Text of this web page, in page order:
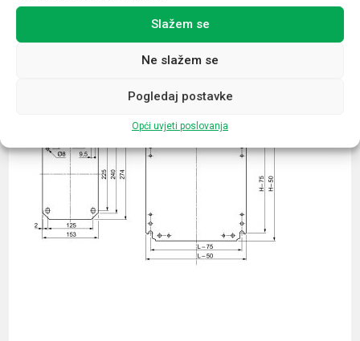
Slažem se
Ne slažem se
Pogledaj postavke
Opći uvjeti poslovanja
Povezani proizvodi